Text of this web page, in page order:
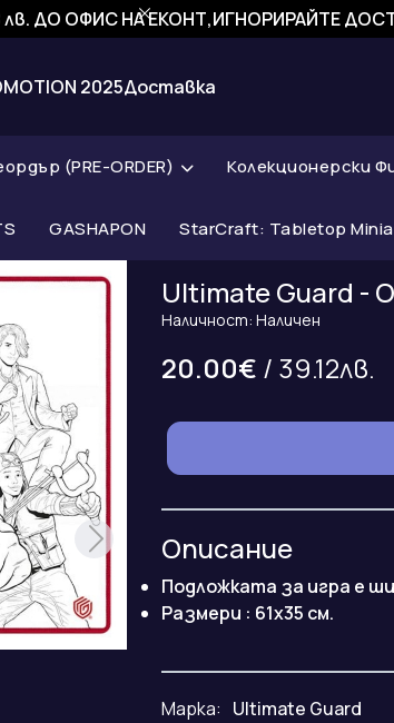
ДО ОФИС НА ЕКОНТ,ИГНОРИРАЙТЕ
2025Доставка
(PRE-ORDER) Колекционерски
GASHAPON StarCraft: Tabletop
Ultimate Guard -
Наличност: Наличен
20.00€ / 39.12лв.
Описание
Подложката за игра е
Размери : 61x35 см.
Марка: Ultimate Guard